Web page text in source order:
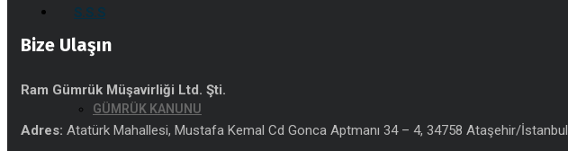
S.S.S
GÜMRÜK KANUNU
Bize Ulaşın
Ram Gümrük Müşavirliği Ltd. Şti.
Adres: Atatürk Mahallesi, Mustafa Kemal Cd Gonca Aptmanı 34 – 4, 34758 Ataşehir/İstanbul